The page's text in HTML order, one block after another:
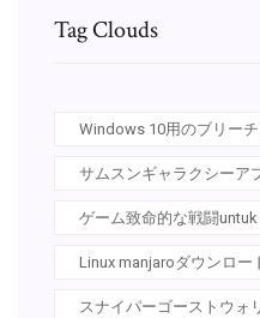
Tag Clouds
Windows 10用のブリー
サムスンギャラクシーア
ゲーム致命的な戦闘
Linux manjaroダウンロー
スナイパーゴーストウォ